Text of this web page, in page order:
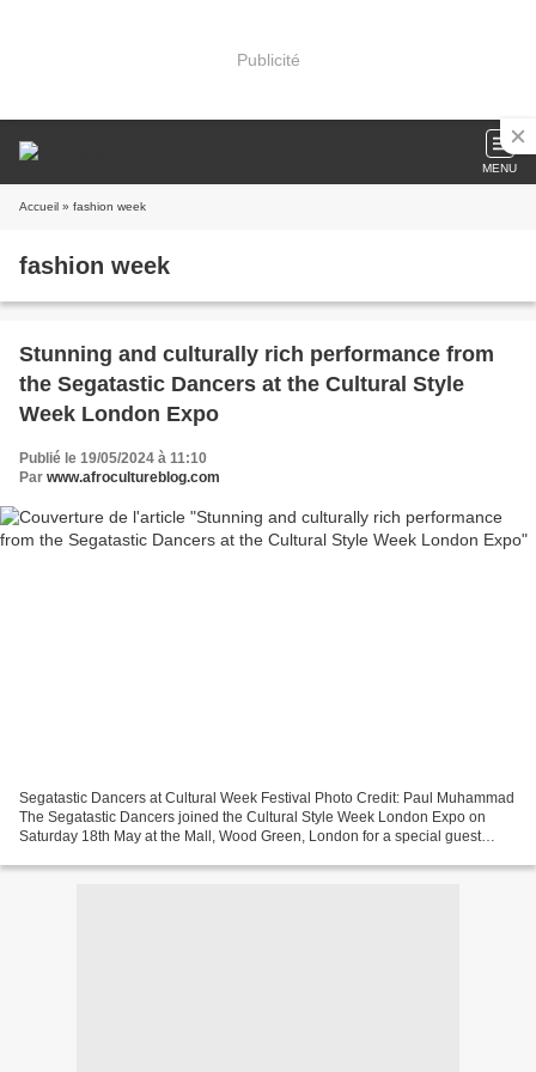
Publicité
MENU
Accueil » fashion week
fashion week
Stunning and culturally rich performance from
the Segatastic Dancers at the Cultural Style
Week London Expo
Publié le 19/05/2024 à 11:10
Par www.afrocultureblog.com
Segatastic Dancers at Cultural Week Festival Photo Credit: Paul Muhammad
The Segatastic Dancers joined the Cultural Style Week London Expo on
Saturday 18th May at the Mall, Wood Green, London for a special guest